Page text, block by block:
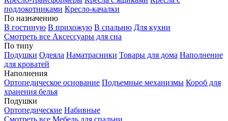
подлокотниками Кресло-качалки
По назначению
В гостиную В прихожую В спальню Для кухни
Смотреть все Аксессуары для сна
По типу
Подушки Одеяла Наматрасники Товары для дома Наполнение
для кроватей
Наполнения
Ортопедическое основание Подъемные механизмы Короб для
хранения белья
Подушки
Ортопедические Набивные
Смотреть все Мебель для спальни